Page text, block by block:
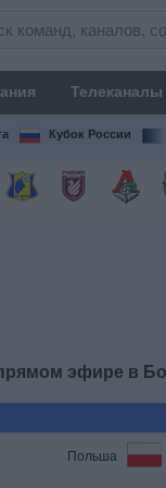
Телеканалы
Кубок России
эфире в
Польша